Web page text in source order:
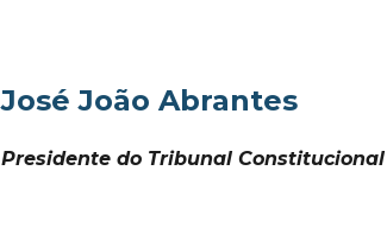
José João Abrantes
Presidente do Tribunal Constitucional